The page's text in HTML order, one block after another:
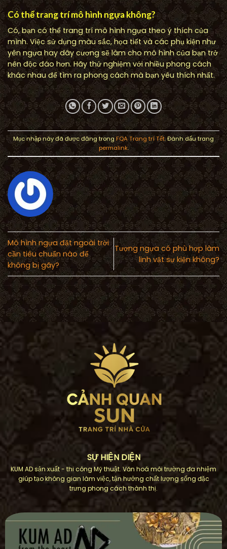
Có thể trang trí mô hình ngựa không?
Có, bạn có thể trang trí mô hình ngựa theo ý thích của
mình. Việc sử dụng màu sắc, họa tiết và các phụ kiện như
yên ngựa hay dây cương sẽ làm cho mô hình của bạn trở
nên độc đáo hơn. Hãy thử nghiệm với nhiều phong cách
khác nhau để tìm ra phong cách mà bạn yêu thích nhất.
Mục nhập này đã được đăng trongFQA Trang trí Tết. Đánh dấu trang
permalink.
Mô hình ngựa đặt ngoài trời
cần tiêu chuẩn nào để
không bị gãy?
Tượng ngựa có phù hợp làm
linh vật sự kiện không?
SỰ HIỆN DIỆN
KUM AD sản xuất - thi công Mỹ thuật. Văn hoá môi trường đa nhiệm
giúp tạo không gian làm việc, tận hưởng chất lượng sống đặc
trưng phong cách thành thị.